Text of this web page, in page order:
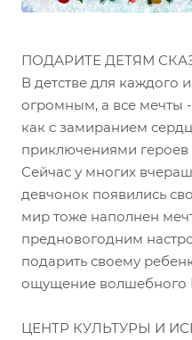
ПОДАРИТЕ ДЕТЯМ
В детстве для каждого
огромным, а все мечты
как с замиранием
приключениями
Сейчас у многих
девчонок появились
мир тоже наполнен
предновогодним
подарить своему
ощущение волшебного
ЦЕНТР КУЛЬТУРЫ И